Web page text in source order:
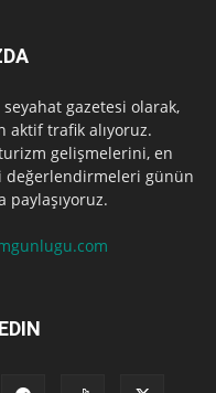
gazetesi olarak,
aktif trafik alıyoruz.
gelişmelerini, en
değerlendirmeleri günün
paylaşıyoruz.